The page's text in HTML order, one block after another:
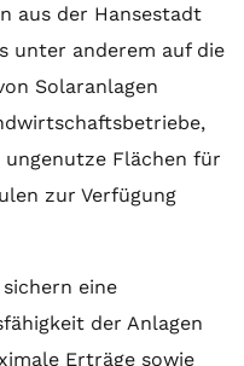
aus der Hansestadt
unter anderem auf die
Solaranlagen
Flächen für
zur Verfügung
eine
der Anlagen
Erträge sowie